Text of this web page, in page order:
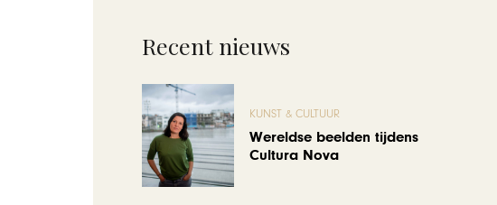
Recent nieuws
KUNST & CULTUUR
Wereldse beelden tijdens
Cultura Nova